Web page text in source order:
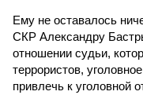
Ему не оставалось
СКР Александру
отношении судьи,
террористов,
привлечь к уголовной